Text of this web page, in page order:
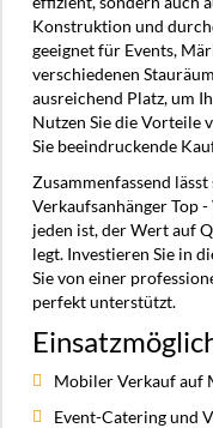
Konstruktion und
geeignet für Events,
verschiedenen
ausreichend Platz, um
Nutzen Sie die Vorteile
Sie beeindru­ckende
Zusammenfassend
Verkaufsanhänger Top
jeden ist, der Wert auf
legt. Investieren Sie in
Sie von einer
perfekt unterstützt.
Mobiler Verkauf auf
Event-Catering und